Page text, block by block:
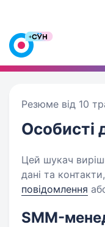
Резюме від 10
Особисті
Цей шукач
дані та
повідомлення
SMM-